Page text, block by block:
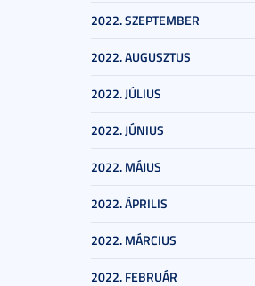
2022. SZEPTEMBER
2022. AUGUSZTUS
2022. JÚLIUS
2022. JÚNIUS
2022. MÁJUS
2022. ÁPRILIS
2022. MÁRCIUS
2022. FEBRUÁR